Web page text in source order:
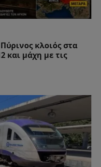
κλοιός στα
και μάχη με τις